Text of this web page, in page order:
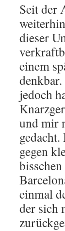
Seit der
dieser
einem
jedoch
und mir
gegen
einmal
der sich